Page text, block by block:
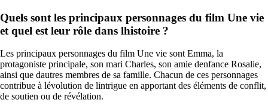
Quels sont les principaux personnages du film Une vie
et quel est leur rôle dans lhistoire ?
Les principaux personnages du film Une vie sont Emma, la
protagoniste principale, son mari Charles, son amie denfance Rosalie,
ainsi que dautres membres de sa famille. Chacun de ces personnages
contribue à lévolution de lintrigue en apportant des éléments de conflit,
de soutien ou de révélation.